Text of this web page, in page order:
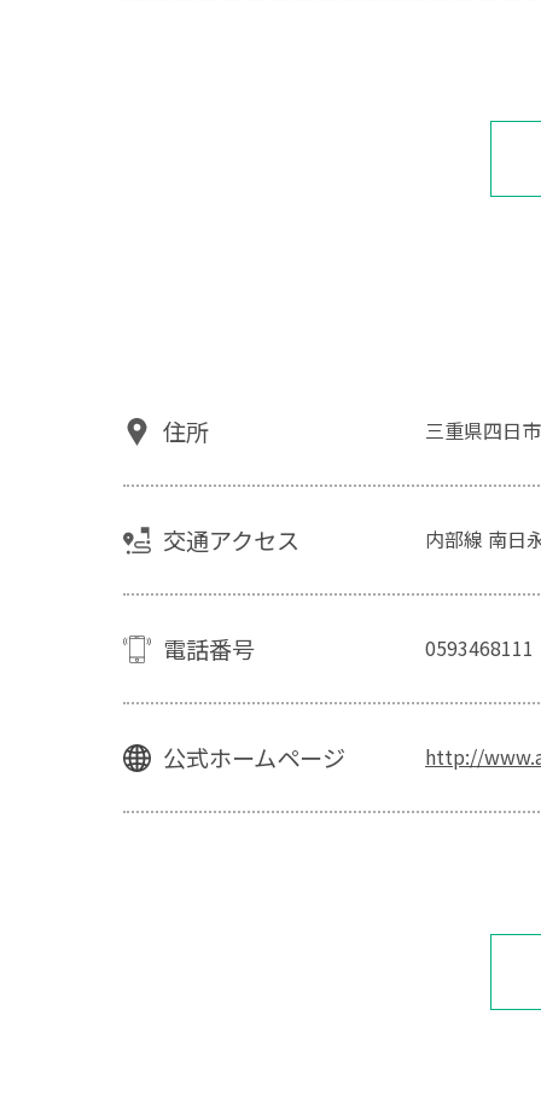
住所 三重県四日
交通アクセス 内部線 南日
電話番号 0593468111
公式ホームページ http://